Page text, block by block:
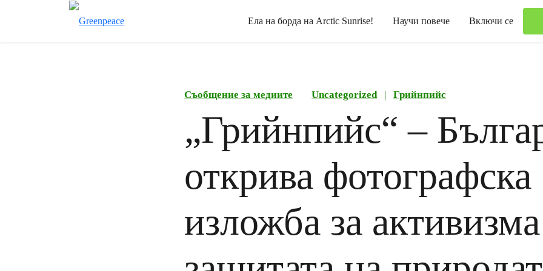
Ела на борда на Arctic Sunrise! Научи повече Включи се
Съобщение за медиите Uncategorized | Грийнпийс
„Грийнпийс“ –
открива фотографска
изложба за